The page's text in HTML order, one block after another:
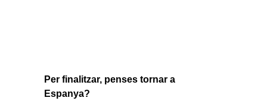
Per finalitzar, penses tornar a
Espanya?